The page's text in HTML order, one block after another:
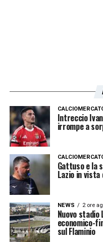
Intreccio
irrompe a
Gattuso e la
Lazio in
NEWS 2 ore
Nuovo
economico-
sul Flaminio